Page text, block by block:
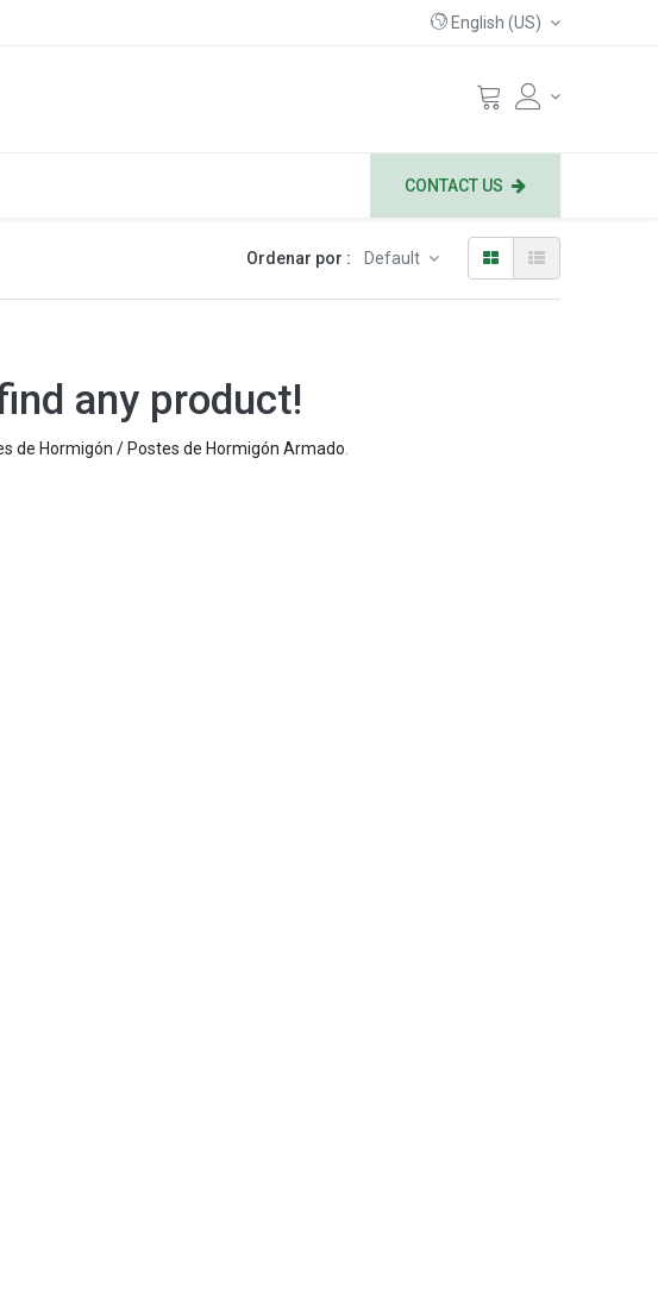
English (US)
CONTACT US
Ordenar por : Default
any product!
de Hormigón / Postes de Hormigón Armado